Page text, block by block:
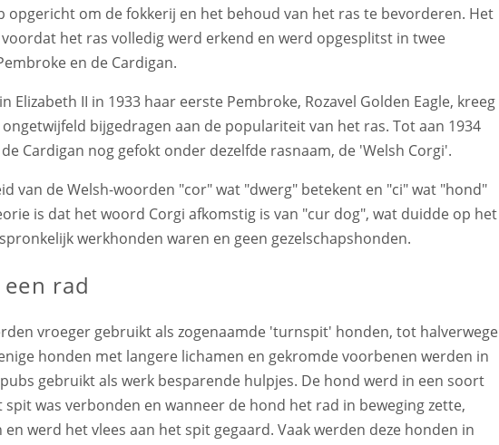
opgericht om de fokkerij en het behoud van het ras te bevorderen. Het
het ras volledig werd erkend en werd opgesplitst in twee
en de Cardigan.
Elizabeth II in 1933 haar eerste Pembroke, Rozavel Golden Eagle, kreeg
bijgedragen aan de populariteit van het ras. Tot aan 1934
Cardigan nog gefokt onder dezelfde rasnaam, de 'Welsh Corgi'.
van de Welsh-woorden "cor" wat "dwerg" betekent en "ci" wat "hond"
is dat het woord Corgi afkomstig is van "cur dog", wat duidde op het
werkhonden waren en geen gezelschapshonden.
rad
vroeger gebruikt als zogenaamde 'turnspit' honden, tot halverwege
honden met langere lichamen en gekromde voorbenen werden in
gebruikt als werk besparende hulpjes. De hond werd in een soort
was verbonden en wanneer de hond het rad in beweging zette,
werd het vlees aan het spit gegaard. Vaak werden deze honden in